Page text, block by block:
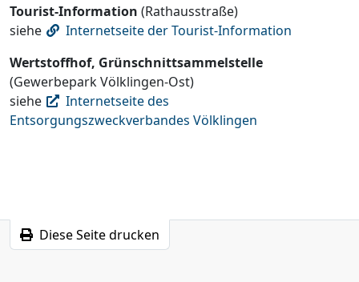
Tourist-Information (Rathausstraße)
siehe
Internetseite der Tourist-Information
Wertstoffhof, Grünschnittsammelstelle
(Gewerbepark Völklingen-Ost)
siehe
Internetseite des
Entsorgungszweckverbandes Völklingen
Diese Seite drucken